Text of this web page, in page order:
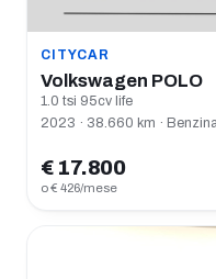
CITYCAR
Volkswagen POLO
1.0 tsi 95cv life
2023 · 38.660 km ·
€ 17.800
o € 426/mese